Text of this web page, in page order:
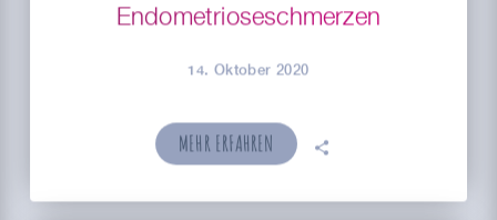
Endometrioseschmerzen
14. Oktober 2020
MEHR ERFAHREN 🗣